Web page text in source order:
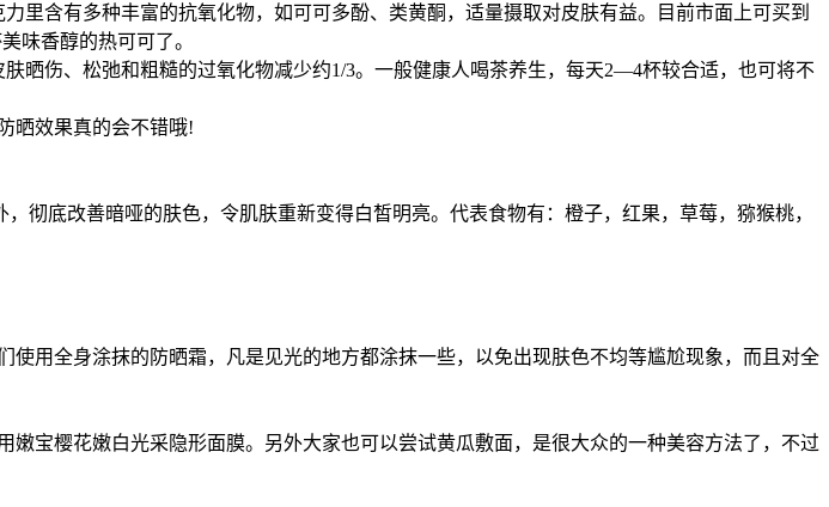
里含有多种丰富的抗氧化物，如可可多酚、类黄酮，适量摄取对皮肤有益。目前市面上可买到
味香醇的热可可了。
晒伤、松弛和粗糙的过氧化物减少约1/3。一般健康人喝茶养生，每天2—4杯较合适，也可将不
晒效果真的会不错哦!
彻底改善暗哑的肤色，令肌肤重新变得白皙明亮。代表食物有：橙子，红果，草莓，猕猴桃，
用全身涂抹的防晒霜，凡是见光的地方都涂抹一些，以免出现肤色不均等尴尬现象，而且对全
宝樱花嫩白光采隐形面膜。另外大家也可以尝试黄瓜敷面，是很大众的一种美容方法了，不过